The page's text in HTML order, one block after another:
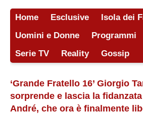
Home Esclusive
Isola dei
Uomini e Donne
Programmi
Serie TV
Reality Gossip
‘Grande Fratello 16’ Giorgio
sorprende e lascia la
André, che ora è finalmente